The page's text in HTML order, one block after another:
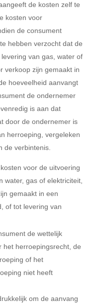
de kosten zelf te
kosten voor
de consument
hebben verzocht dat de
van gas, water of
verkoop zijn gemaakt in
hoeveelheid aanvangt
de ondernemer
is aan dat
door de ondernemer is
herroeping, vergeleken
de verbintenis.
voor de uitvoering
water, gas of elektriciteit,
gemaakt in een
of tot levering van
de wettelijk
het herroepingsrecht, de
of het
niet heeft
om de aanvang